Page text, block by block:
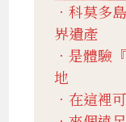
．科莫多
界遺產
．是體驗
地
．在這裡